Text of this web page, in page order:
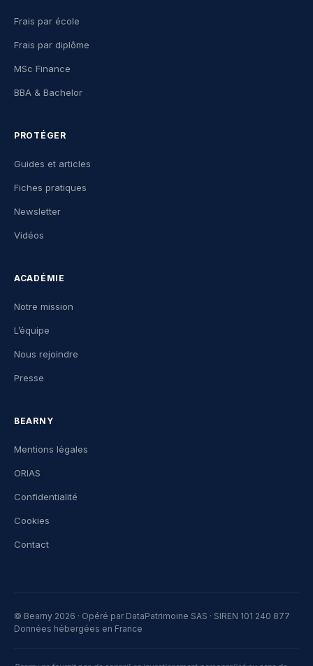
Frais par école
Frais par diplôme
MSc Finance
BBA & Bachelor
PROTÉGER
Guides et articles
Fiches pratiques
Newsletter
Vidéos
ACADÉMIE
Notre mission
L’équipe
Nous rejoindre
Presse
BEARNY
Mentions légales
ORIAS
Confidentialité
Cookies
Contact
© Bearny 2026 · Opéré par DataPatrimoine SAS · SIREN 101 240 877
Données hébergées en France